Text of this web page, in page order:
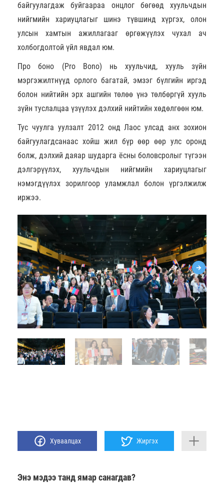
байгуулагдаж буйгаараа онцлог бөгөөд хуульчдын
нийгмийн хариуцлагыг шинэ түвшинд хүргэх, олон
улсын хамтын ажиллагааг өргөжүүлэх чухал ач
холбогдолтой үйл явдал юм.
Про боно (Pro Bono) нь хуульчид, хууль зүйн
мэргэжилтнүүд орлого багатай, эмзэг бүлгийн иргэд
болон нийтийн эрх ашгийн төлөө үнэ төлбөргүй хууль
зүйн туслалцаа үзүүлэх дэлхий нийтийн хөдөлгөөн юм.
Тус чуулга уулзалт 2012 онд Лаос улсад анх зохион
байгуулагдсанаас хойш жил бүр өөр өөр улс оронд
болж, дэлхий даяар шударга ёсны боловсролыг түгээн
дэлгэрүүлэх, хуульчдын нийгмийн хариуцлагыг
нэмэгдүүлэх зорилгоор уламжлал болон үргэлжилж
иржээ.
Хуваалцах Жиргэх
Энэ мэдээ танд ямар санагдав?